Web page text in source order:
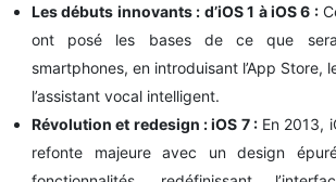
Les débuts innovants : d’iOS 1 à iOS 6 :
ont posé les bases de ce que
smartphones, en introduisant l’App Store,
l’assistant vocal intelligent.
Révolution et redesign : iOS 7 :En 2013,
refonte majeure avec un design